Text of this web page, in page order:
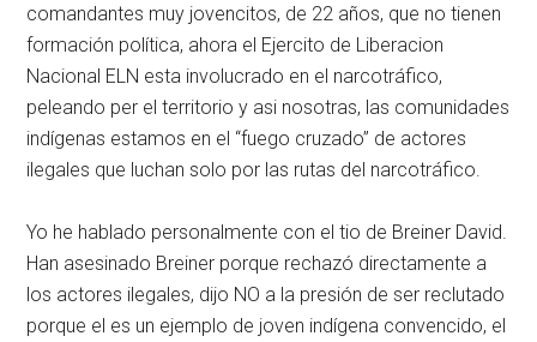
comandantes muy jovencitos, de 22 años, que no tienen
formación política, ahora el Ejercito de Liberacion
Nacional ELN esta involucrado en el narcotráfico,
peleando per el territorio y asi nosotras, las comunidades
indígenas estamos en el “fuego cruzado” de actores
ilegales que luchan solo por las rutas del narcotráfico.
Yo he hablado personalmente con el tio de Breiner David.
Han asesinado Breiner porque rechazó directamente a
los actores ilegales, dijo NO a la presión de ser reclutado
porque el es un ejemplo de joven indígena convencido, el